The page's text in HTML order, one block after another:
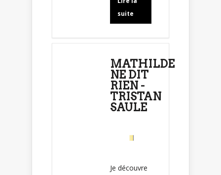
suite
MATHILDE
NE DIT
RIEN -
TRISTAN
SAULE
Je découvre